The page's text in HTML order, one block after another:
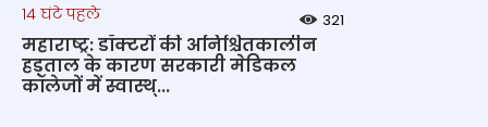
14 घंटे पहले 321
महाराष्ट्र: डॉक्टरों की अनिश्चितकालीन
हड़ताल के कारण सरकारी मेडिकल
कॉलेजों में स्वास्थ्...